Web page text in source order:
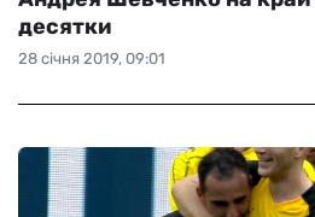
28 січня 2019, 09:01
десятки